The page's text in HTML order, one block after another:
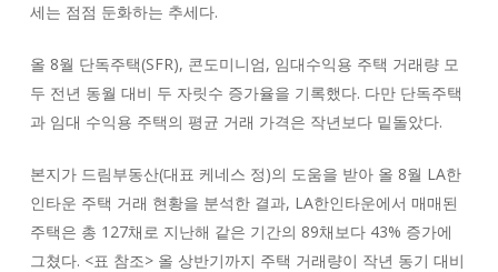
세는 점점 둔화하는 추세다.
올 8월 단독주택(SFR), 콘도미니엄, 임대수익용 주택 거래량 모
두 전년 동월 대비 두 자릿수 증가율을 기록했다. 다만 단독주택
과 임대 수익용 주택의 평균 거래 가격은 작년보다 밑돌았다.
본지가 드림부동산(대표 케네스 정)의 도움을 받아 올 8월 LA한
인타운 주택 거래 현황을 분석한 결과, LA한인타운에서 매매된
주택은 총 127채로 지난해 같은 기간의 89채보다 43% 증가에
그쳤다. <표 참조> 올 상반기까지 주택 거래량이 작년 동기 대비